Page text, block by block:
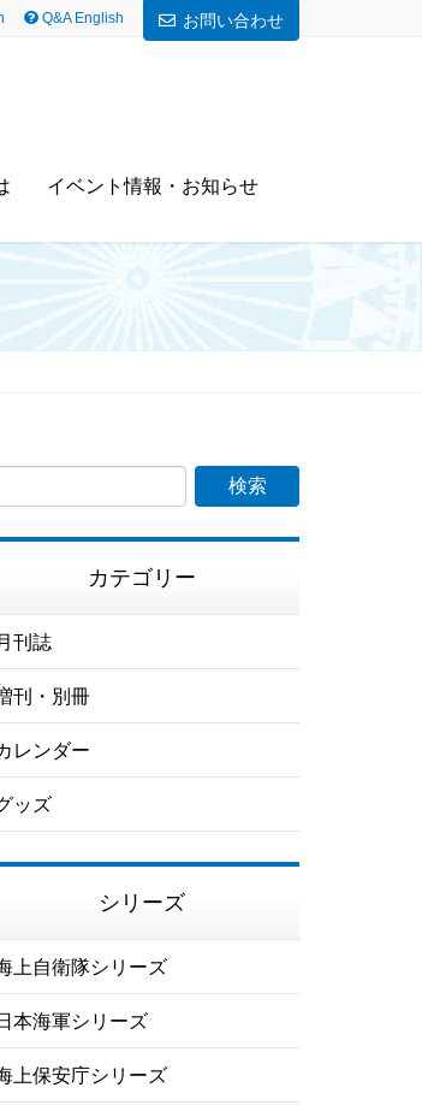
Q&A English お問い合わせ
イベント情報・お知らせ
カテゴリー
刊誌
刊・別冊
レンダー
ッズ
シリーズ
上自衛隊シリーズ
本海軍シリーズ
上保安庁シリーズ